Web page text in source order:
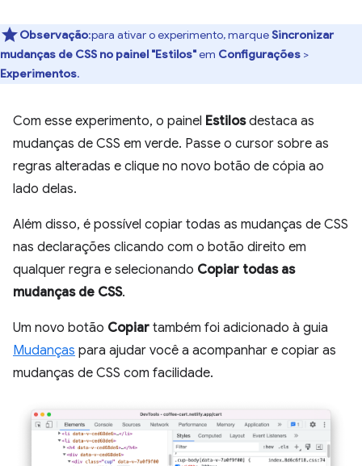
Observação:para ativar o experimento, marqueSincronizar
mudanças de CSS no painel "Estilos"em Configurações >
Experimentos.
Com esse experimento, o painel Estilosdestaca as
mudanças de CSS em verde. Passe o cursor sobre as
regras alteradas e clique no novo botão de cópia ao
lado delas.
Além disso, é possível copiar todas as mudanças de CSS
nas declarações clicando com o botão direito em
qualquer regra e selecionando Copiar todas as
mudanças de CSS.
Um novo botão Copiar também foi adicionado à guia
Mudanças para ajudar você a acompanhar e copiar as
mudanças de CSS com facilidade.